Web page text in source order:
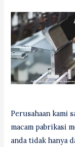
Perusahaan kami
macam pabrikasi
anda tidak hanya